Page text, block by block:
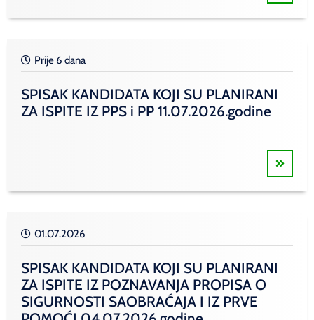
Prije 6 dana
SPISAK KANDIDATA KOJI SU PLANIRANI
ZA ISPITE IZ PPS i PP 11.07.2026.godine
01.07.2026
SPISAK KANDIDATA KOJI SU PLANIRANI
ZA ISPITE IZ POZNAVANJA PROPISA O
SIGURNOSTI SAOBRAĆAJA I IZ PRVE